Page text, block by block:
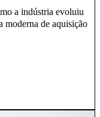
a indústria evoluiu
moderna de aquisição